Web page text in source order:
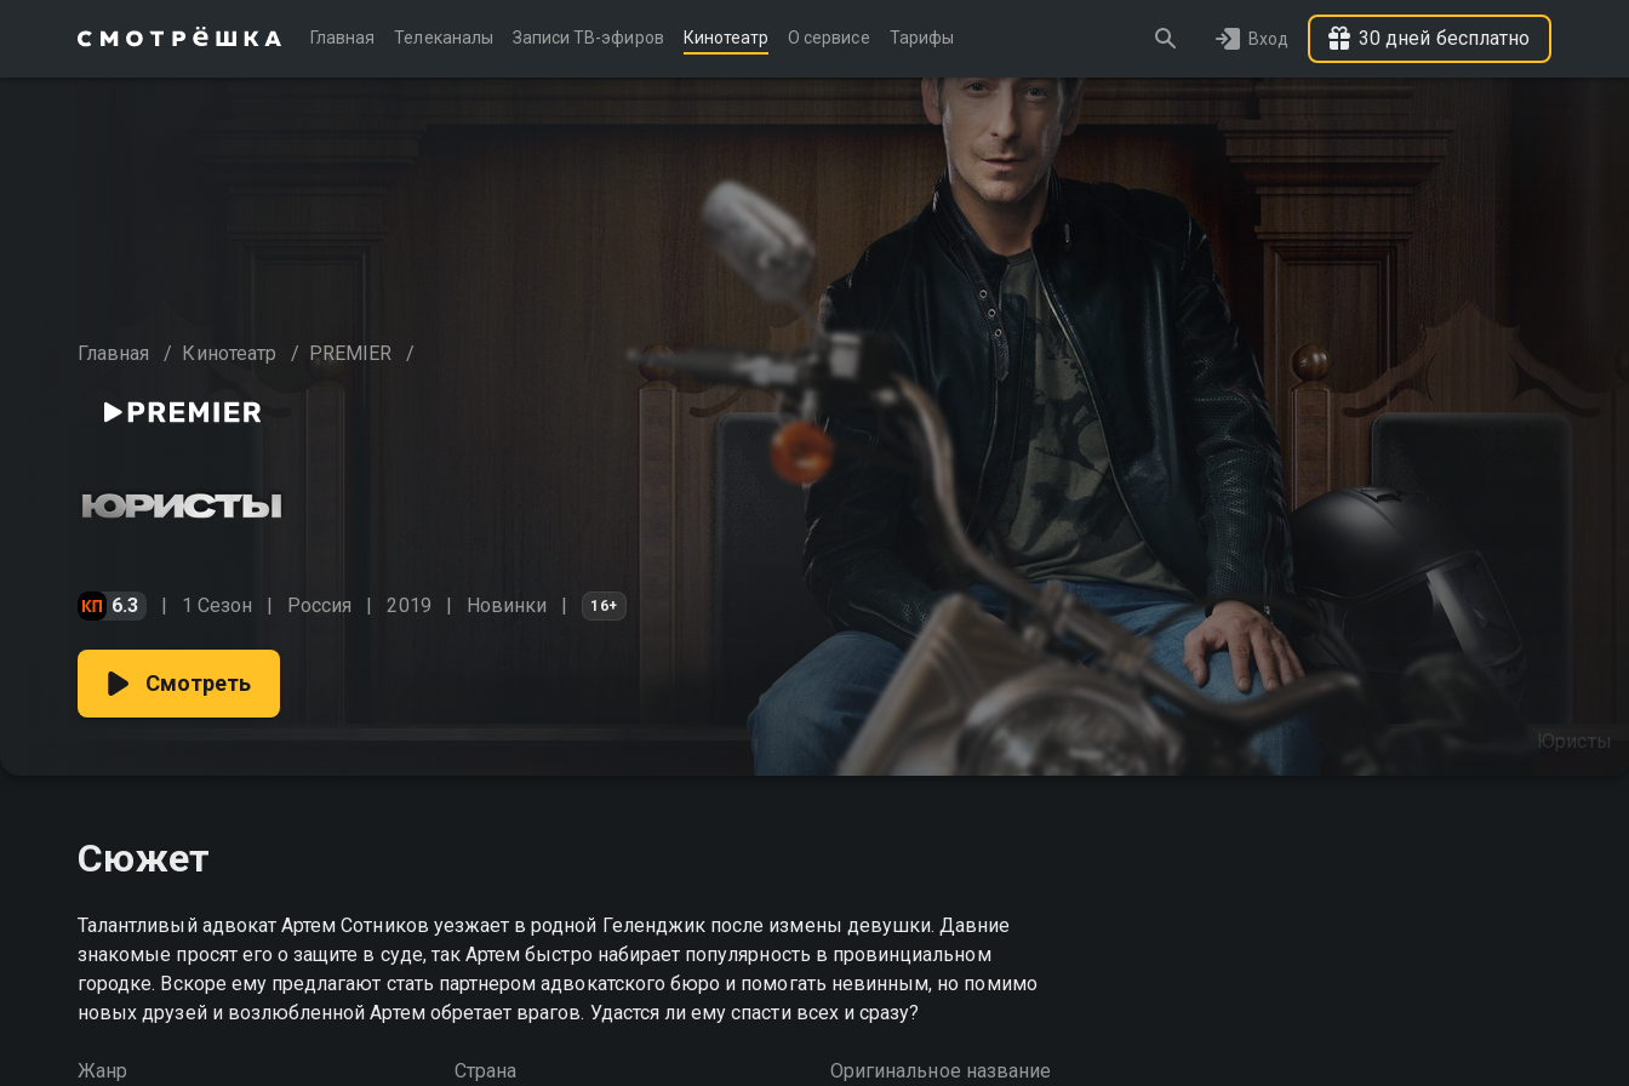
Главная Телеканалы Записи ТВ-эфиров Кинотеатр О сервисе Тарифы Вход 30 дней бесплатно
Главная / Кинотеатр / PREMIER /
6.3 1 Сезон Россия 2019 Новинки 16+
Юристы
Смотреть
Сюжет
Талантливый адвокат Артем Сотников уезжает в родной Геленджик после измены девушки. Давние
знакомые просят его о защите в суде, так Артем быстро набирает популярность в провинциальном
городке. Вскоре ему предлагают стать партнером адвокатского бюро и помогать невинным, но помимо
новых друзей и возлюбленной Артем обретает врагов. Удастся ли ему спасти всех и сразу?
Жанр Страна Оригинальное название